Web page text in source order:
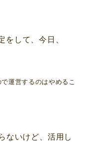
をして、今日、
運営するのはやめるこ
ないけど、活用し